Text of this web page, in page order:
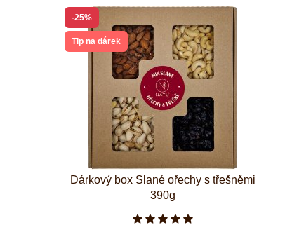
-25%
Tip na dárek
Dárkový box Slané ořechy s třešněmi
390g